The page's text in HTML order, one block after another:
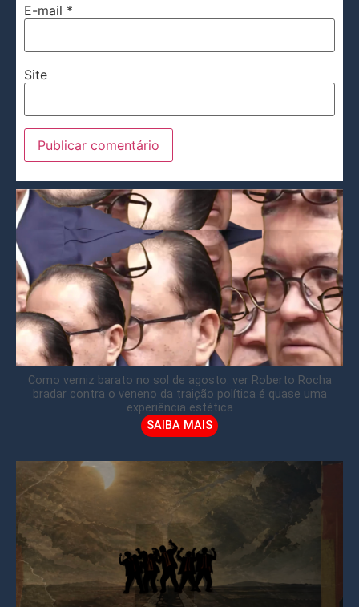
E-mail *
Site
Como verniz barato no sol de agosto: ver Roberto Rocha
bradar contra o veneno da traição política é quase uma
experiência estética
SAIBA MAIS